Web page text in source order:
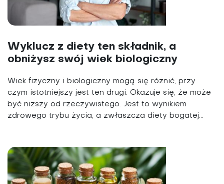
Wyklucz z diety ten składnik, a
obniżysz swój wiek biologiczny
Wiek fizyczny i biologiczny mogą się różnić, przy
czym istotniejszy jest ten drugi. Okazuje się, że może
być niższy od rzeczywistego. Jest to wynikiem
zdrowego trybu życia, a zwłaszcza diety bogatej...